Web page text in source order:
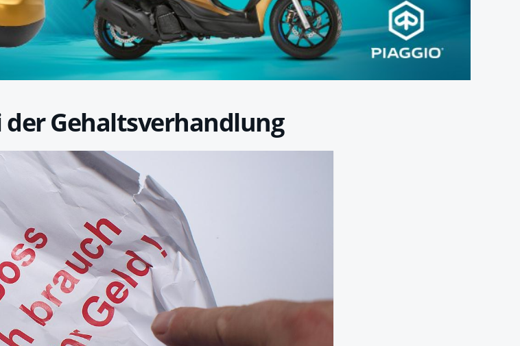
der Gehaltsverhandlung